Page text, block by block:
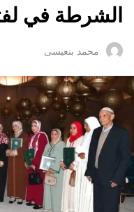
الشرطة في
محمد بنعيسى